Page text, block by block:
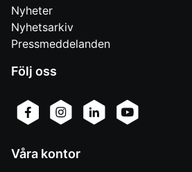
Nyheter
Nyhetsarkiv
Pressmeddelanden
Följ oss
Våra kontor